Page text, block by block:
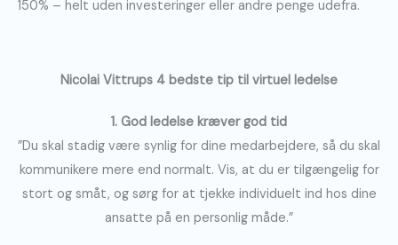
150% – helt uden investeringer eller andre penge udefra.
Nicolai Vittrups 4 bedste tip til virtuel ledelse
1. God ledelse kræver god tid
”Du skal stadig være synlig for dine medarbejdere, så du skal
kommunikere mere end normalt. Vis, at du er tilgængelig for
stort og småt, og sørg for at tjekke individuelt ind hos dine
ansatte på en personlig måde.”